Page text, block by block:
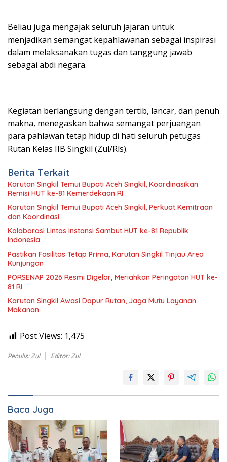
Beliau juga mengajak seluruh jajaran untuk
menjadikan semangat kepahlawanan sebagai inspirasi
dalam melaksanakan tugas dan tanggung jawab
sebagai abdi negara.
Kegiatan berlangsung dengan tertib, lancar, dan penuh
makna, menegaskan bahwa semangat perjuangan
para pahlawan tetap hidup di hati seluruh petugas
Rutan Kelas IIB Singkil (Zul/Rls).
Berita Terkait
Karutan Singkil Temui Bupati Aceh Singkil, Koordinasikan
Remisi HUT ke-81 Kemerdekaan RI
Karutan Singkil Temui Bupati Aceh Singkil, Perkuat Kemitraan
dan Koordinasi
Kolaborasi Lintas Instansi Sambut HUT ke-81 Republik
Indonesia
Pastikan Fasilitas Tetap Prima, Karutan Singkil Tinjau Area
Kunjungan
PORSENAP 2026 Resmi Digelar, Meriahkan Peringatan HUT ke-
81 RI
Karutan Singkil Awasi Dapur Rutan, Jaga Mutu Layanan
Makanan
Post Views: 1,475
Penulis: Zul Editor: Zul
Baca Juga